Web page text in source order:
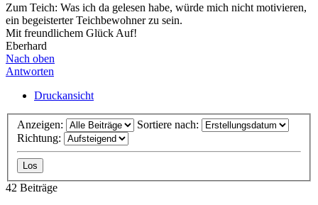
Zum Teich: Was ich da gelesen habe, würde mich nicht motivieren,
ein begeisterter Teichbewohner zu sein.
Mit freundlichem Glück Auf!
Eberhard
Nach oben
Antworten
Druckansicht
Anzeigen:
Sortiere nach:
Richtung:
42 Beiträge